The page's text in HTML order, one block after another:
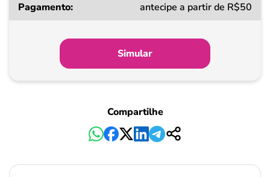
a
Pagamento
antecipe a partir de R$50
Simular
Compartilhe